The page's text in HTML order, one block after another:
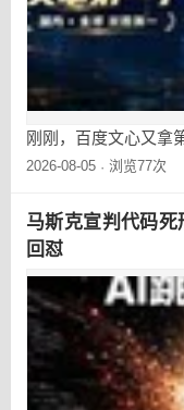
刚刚，百度文心又拿
2026-08-05 · 浏览77次
马斯克宣判代码
回怼